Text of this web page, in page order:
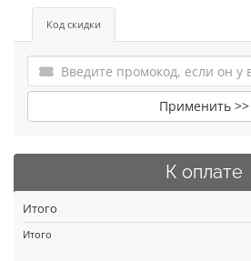
Код скидки
Применить >>
К оплате
Итого
Итого